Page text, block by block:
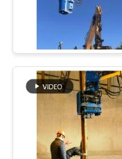
PRIVACY
POLICY